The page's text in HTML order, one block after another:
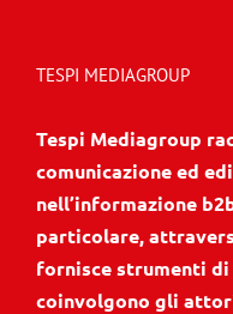
TESPI MEDIAGROUP
Tespi Mediagroup
comunicazione ed
nell’informazione
particolare,
fornisce strumenti
coinvolgono gli